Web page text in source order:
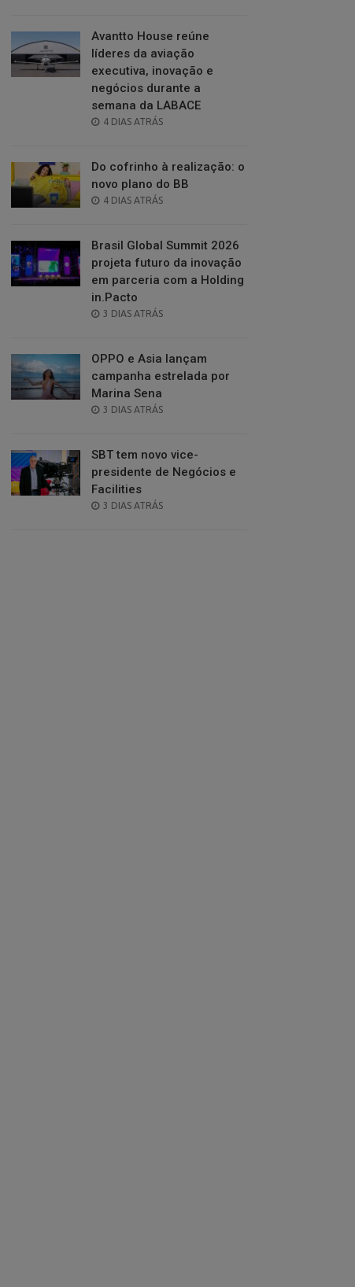
Avantto House reúne
líderes da aviação
executiva, inovação e
negócios durante a
semana da LABACE
POSTED
4 DIAS ATRÁS
Do cofrinho à realização: o
novo plano do BB
POSTED
4 DIAS ATRÁS
Brasil Global Summit 2026
projeta futuro da inovação
em parceria com a Holding
in.Pacto
POSTED
3 DIAS ATRÁS
OPPO e Asia lançam
campanha estrelada por
Marina Sena
POSTED
3 DIAS ATRÁS
SBT tem novo vice-
presidente de Negócios e
Facilities
POSTED
3 DIAS ATRÁS